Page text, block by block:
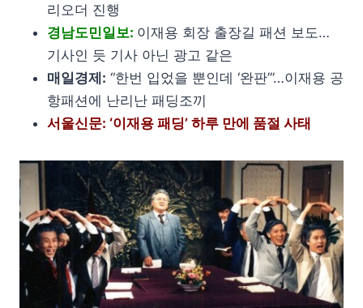
리오더 진행
경남도민일보: 이재용 회장 출장길 패션 보도…
기사인 듯 기사 아닌 광고 같은
매일경제: “한번 입었을 뿐인데 ‘완판’”…이재용 공
항패션에 난리난 패딩조끼
서울신문: ‘이재용 패딩’ 하루 만에 품절 사태